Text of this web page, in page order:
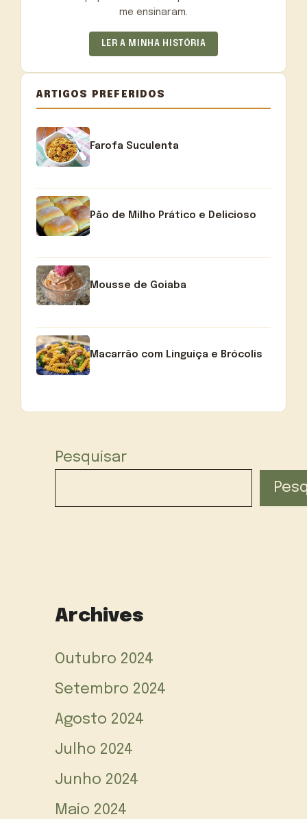
me ensinaram.
LER A MINHA HISTÓRIA
ARTIGOS PREFERIDOS
Farofa Suculenta
Pão de Milho Prático e Delicioso
Mousse de Goiaba
Macarrão com Linguiça e Brócolis
Pesquisar
Archives
Outubro 2024
Setembro 2024
Agosto 2024
Julho 2024
Junho 2024
Maio 2024